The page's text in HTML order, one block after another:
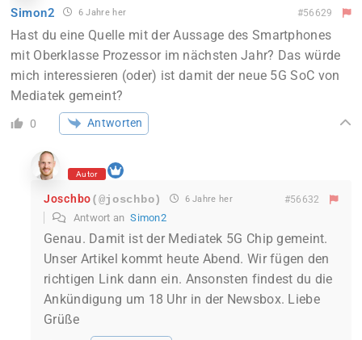
Simon2 6 Jahre her #56629
Hast du eine Quelle mit der Aussage des Smartphones
mit Oberklasse Prozessor im nächsten Jahr? Das würde
mich interessieren (oder) ist damit der neue 5G SoC von
Mediatek gemeint?
0 Antworten
Autor
Joschbo(@joschbo) 6 Jahre her #56632
Antwort anSimon2
Genau. Damit ist der Mediatek 5G Chip gemeint.
Unser Artikel kommt heute Abend. Wir fügen den
richtigen Link dann ein. Ansonsten findest du die
Ankündigung um 18 Uhr in der Newsbox. Liebe
Grüße